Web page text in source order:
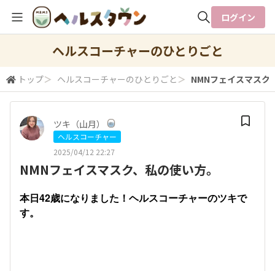
全体検索
検索
ログイン
ヘルスコーチャーのひとりごと
トップ＞ ヘルスコーチャーのひとりごと ＞ NMNフェイスマスク
ツキ（山月）
ヘルスコーチャー
2025/04/12 22:27
NMNフェイスマスク、私の使い方。
本日42歳になりました！ヘルスコーチャーのツキで
す。